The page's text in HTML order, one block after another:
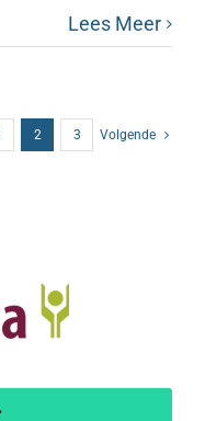
Lees Meer
2 3 Volgende